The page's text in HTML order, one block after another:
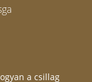
a csillag